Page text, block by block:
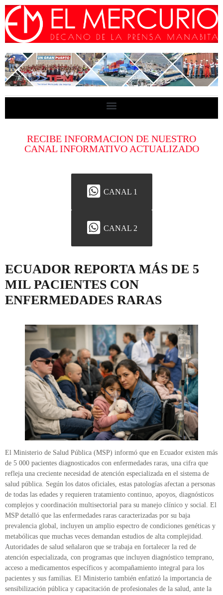
RECIBE INFORMACION DE NUESTRO
CANAL INFORMATIVO ACTUALIZADO
CANAL 1
CANAL 2
ECUADOR REPORTA MÁS DE 5
MIL PACIENTES CON
ENFERMEDADES RARAS
El Ministerio de Salud Pública (MSP) informó que en Ecuador existen más
de 5 000 pacientes diagnosticados con enfermedades raras, una cifra que
refleja una creciente necesidad de atención especializada en el sistema de
salud pública. Según los datos oficiales, estas patologías afectan a personas
de todas las edades y requieren tratamiento continuo, apoyos, diagnósticos
complejos y coordinación multisectorial para su manejo clínico y social. El
MSP detalló que las enfermedades raras caracterizadas por su baja
prevalencia global, incluyen un amplio espectro de condiciones genéticas y
metabólicas que muchas veces demandan estudios de alta complejidad.
Autoridades de salud señalaron que se trabaja en fortalecer la red de
atención especializada, con programas que incluyen diagnóstico temprano,
acceso a medicamentos específicos y acompañamiento integral para los
pacientes y sus familias. El Ministerio también enfatizó la importancia de
sensibilización pública y capacitación de profesionales de la salud, ante la